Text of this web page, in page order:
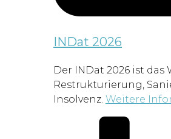
INDat 2026
Der INDat 2026 ist das
Restrukturierung,
Insolvenz. Weitere